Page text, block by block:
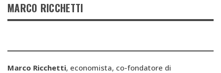
MARCO RICCHETTI
Marco Ricchetti, economista, co-fondatore di